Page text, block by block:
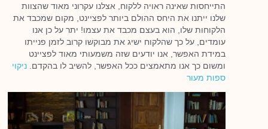
התייחסות שאינה ראויה ללקוח, אצלנו עקרוני מאוד שהצוות
שלנו ייתנו את היחס ההולם ביותר לפציינט, מקום שמכבד את
הלקוחות שלו, הוא בעצם מכבד את עצמו! יתר על כן אנו
עומדים, על כך שהלקוח ישיג את מבוקשו קרוב לזמן פנייתו
במידת האפשר, אנו יודעים שזה משמעותי מאוד לפציינט
ומשום כך אנו מתאמצים ככל האפשר, להשיב לו בהקדם. ניקוי
ספות מעור